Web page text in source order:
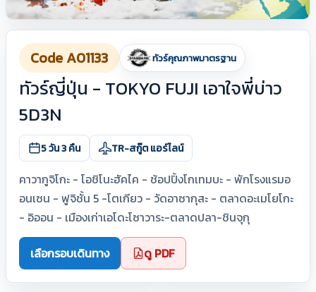
Code A01133 ทัวร์คุณภาพมาตรฐาน
ทัวร์ญี่ปุ่น - TOKYO FUJI เอาใจพี่บ่าว
5D3N
5 วัน 3 คืน TR-สกู๊ต แอร์ไลน์
คาวากูจิโกะ - โอชิโนะฮัคไค - ช้อปปิ้งโกเทมบะ - พักโรงแรมอ
อนเซน - ฟูจิชั้น 5 -โตเกียว - วัดอาซากุสะ - ตลาดอะเมโยโกะ
- อิออน - เมืองเก่าเอโดะโซาวาระ-ตลาดปลา-ชินจุกุ
เลือกรอบเดินทาง ดู PDF